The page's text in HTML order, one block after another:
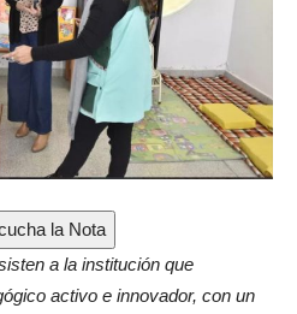
la Nota
a la institución que
activo e innovador, con un